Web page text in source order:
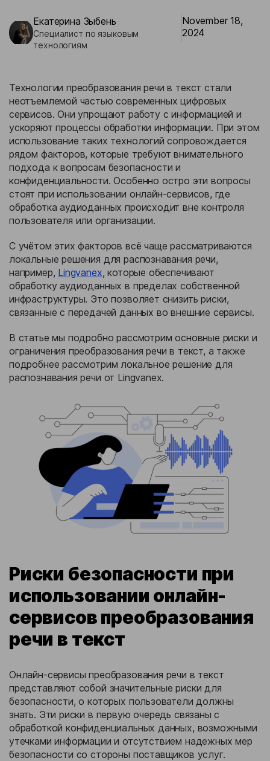
Екатерина Зыбень
Специалист по языковым
технологиям
November 18,
2024
Технологии преобразования речи в текст стали
неотъемлемой частью современных цифровых
сервисов. Они упрощают работу с информацией и
ускоряют процессы обработки информации. При этом
использование таких технологий сопровождается
рядом факторов, которые требуют внимательного
подхода к вопросам безопасности и
конфиденциальности. Особенно остро эти вопросы
стоят при использовании онлайн-сервисов, где
обработка аудиоданных происходит вне контроля
пользователя или организации.
С учётом этих факторов всё чаще рассматриваются
локальные решения для распознавания речи,
например, Lingvanex, которые обеспечивают
обработку аудиоданных в пределах собственной
инфраструктуры. Это позволяет снизить риски,
связанные с передачей данных во внешние сервисы.
В статье мы подробно рассмотрим основные риски и
ограничения преобразования речи в текст, а также
подробнее рассмотрим локальное решение для
распознавания речи от Lingvanex.
Риски безопасности при
использовании онлайн-
сервисов преобразования
речи в текст
Онлайн-сервисы преобразования речи в текст
представляют собой значительные риски для
безопасности, о которых пользователи должны
знать. Эти риски в первую очередь связаны с
обработкой конфиденциальных данных, возможными
утечками информации и отсутствием надежных мер
безопасности со стороны поставщиков услуг.